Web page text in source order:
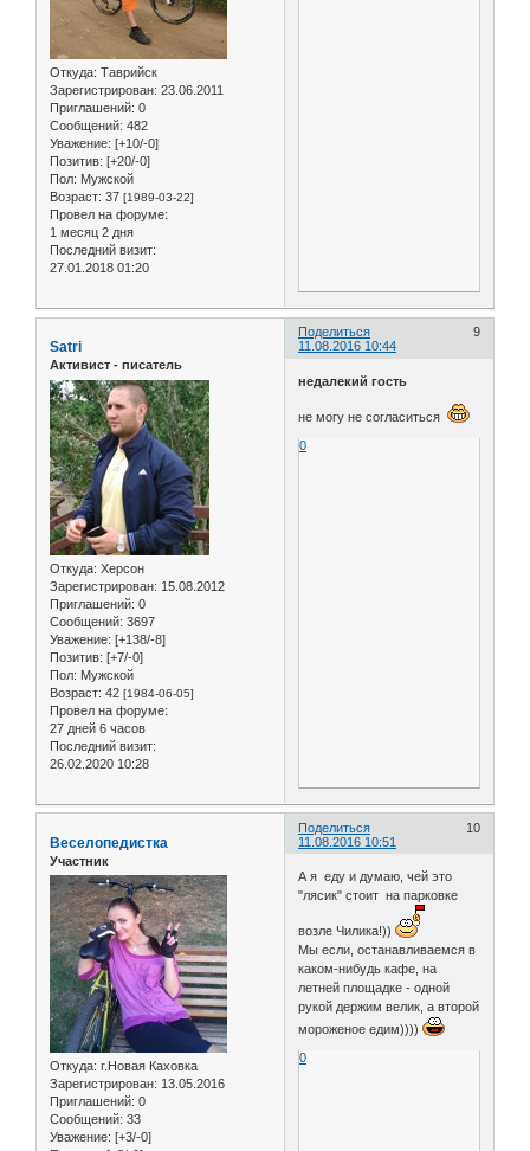
Откуда: Таврийск
Зарегистрирован: 23.06.2011
Приглашений: 0
Сообщений: 482
Уважение: [+10/-0]
Позитив: [+20/-0]
Пол: Мужской
Возраст: 37 [1989-03-22]
Провел на форуме:
1 месяц 2 дня
Последний визит:
27.01.2018 01:20
Поделиться
9
11.08.2016 10:44
Satri
Активист - писатель
Откуда: Херсон
Зарегистрирован: 15.08.2012
Приглашений: 0
Сообщений: 3697
Уважение: [+138/-8]
Позитив: [+7/-0]
Пол: Мужской
Возраст: 42 [1984-06-05]
Провел на форуме:
27 дней 6 часов
Последний визит:
26.02.2020 10:28
недалекий гость
не могу не согласиться
0
Поделиться
10
11.08.2016 10:51
Веселопедистка
Участник
Откуда: г.Новая Каховка
Зарегистрирован: 13.05.2016
Приглашений: 0
Сообщений: 33
Уважение: [+3/-0]
А я еду и думаю, чей это
"лясик" стоит на парковке
возле Чилика!))
Мы если, останавливаемся в
каком-нибудь кафе, на
летней площадке - одной
рукой держим велик, а второй
мороженое едим))))
0